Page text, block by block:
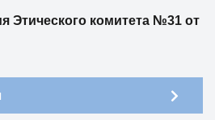
Этического комитета №31 от